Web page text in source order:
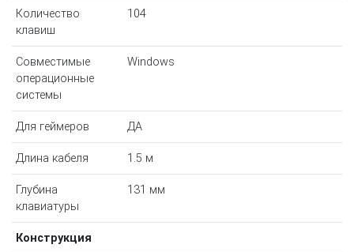
Количество
клавиш
104
Совместимые
операционные
системы
Windows
Для геймеров ДА
Длина кабеля 1.5 м
Глубина
клавиатуры
131 мм
Конструкция